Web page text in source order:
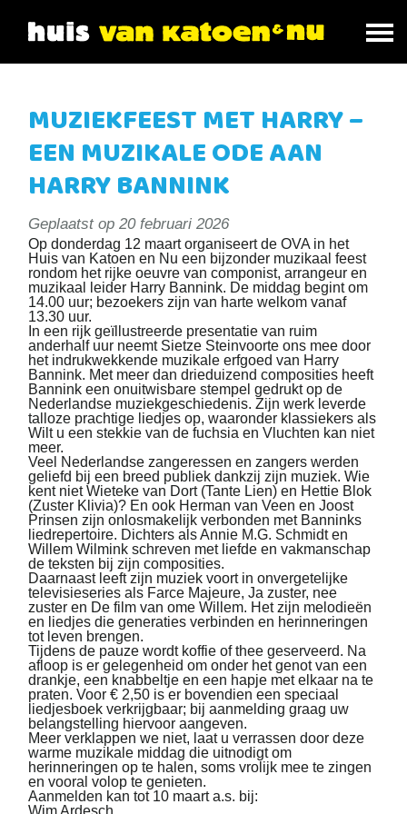
MUZIEKFEEST MET HARRY –
EEN MUZIKALE ODE AAN
HARRY BANNINK
Geplaatst op20 februari 2026
Op donderdag 12 maart organiseert de OVA in het
Huis van Katoen en Nu een bijzonder muzikaal feest
rondom het rijke oeuvre van componist, arrangeur en
muzikaal leider Harry Bannink. De middag begint om
14.00 uur; bezoekers zijn van harte welkom vanaf
13.30 uur.
In een rijk geïllustreerde presentatie van ruim
anderhalf uur neemt Sietze Steinvoorte ons mee door
het indrukwekkende muzikale erfgoed van Harry
Bannink. Met meer dan drieduizend composities heeft
Bannink een onuitwisbare stempel gedrukt op de
Nederlandse muziekgeschiedenis. Zijn werk leverde
talloze prachtige liedjes op, waaronder klassiekers als
Wilt u een stekkie van de fuchsia en Vluchten kan niet
meer.
Veel Nederlandse zangeressen en zangers werden
geliefd bij een breed publiek dankzij zijn muziek. Wie
kent niet Wieteke van Dort (Tante Lien) en Hettie Blok
(Zuster Klivia)? En ook Herman van Veen en Joost
Prinsen zijn onlosmakelijk verbonden met Banninks
liedrepertoire. Dichters als Annie M.G. Schmidt en
Willem Wilmink schreven met liefde en vakmanschap
de teksten bij zijn composities.
Daarnaast leeft zijn muziek voort in onvergetelijke
televisieseries als Farce Majeure, Ja zuster, nee
zuster en De film van ome Willem. Het zijn melodieën
en liedjes die generaties verbinden en herinneringen
tot leven brengen.
Tijdens de pauze wordt koffie of thee geserveerd. Na
afloop is er gelegenheid om onder het genot van een
drankje, een knabbeltje en een hapje met elkaar na te
praten. Voor € 2,50 is er bovendien een speciaal
liedjesboek verkrijgbaar; bij aanmelding graag uw
belangstelling hiervoor aangeven.
Meer verklappen we niet, laat u verrassen door deze
warme muzikale middag die uitnodigt om
herinneringen op te halen, soms vrolijk mee te zingen
en vooral volop te genieten.
Aanmelden kan tot 10 maart a.s. bij:
Wim Ardesch